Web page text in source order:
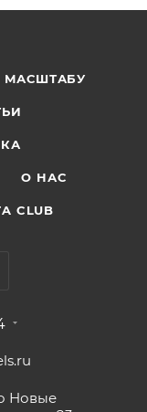
МАСШТАБУ
О НАС
CLUB
Новые